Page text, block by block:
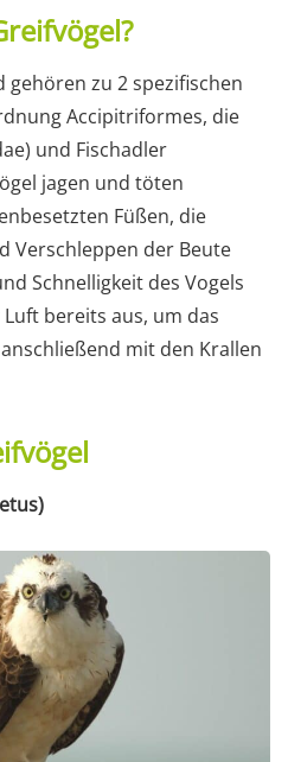
gehören zu 2 spezifischen
Accipitriformes, die
und Fischadler
jagen und töten
Füßen, die
Verschleppen der Beute
Schnelligkeit des Vogels
bereits aus, um das
mit den Krallen